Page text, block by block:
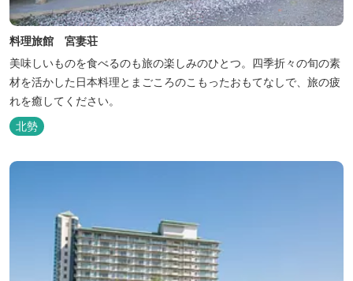
料理旅館 宮妻荘
美味しいものを食べるのも旅の楽しみのひとつ。四季折々の旬の素
材を活かした日本料理とまごころのこもったおもてなしで、旅の疲
れを癒してください。
北勢